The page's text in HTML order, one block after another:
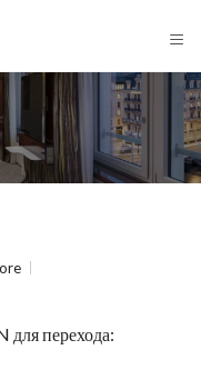
≡
для перехода: